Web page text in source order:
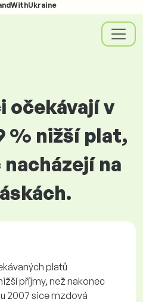
očekávají v
% nižší plat,
na
platů
příjmy, než nakonec
2007 sice mzdová